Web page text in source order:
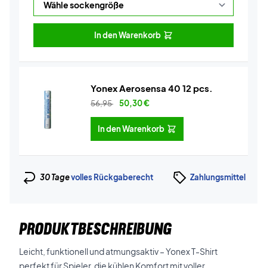
In den Warenkorb
Yonex Aerosensa 40 12 pcs.
56,95 50,30€
In den Warenkorb
30 Tagevolles Rückgaberecht Zahlungsmittel
PRODUKTBESCHREIBUNG
Leicht, funktionell und atmungsaktiv – Yonex T-Shirt
perfekt für Spieler, die kühlen Komfort mit voller